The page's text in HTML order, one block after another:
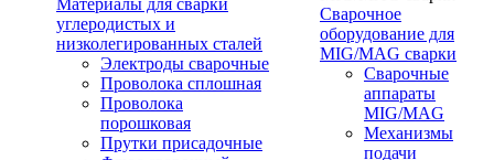
Материалы для сварки
углеродистых и
низколегированных сталей
Электроды сварочные
Проволока сплошная
Проволока
порошковая
Прутки присадочные
Сварочное
оборудование для
MIG/MAG сварки
Сварочные
аппараты
MIG/MAG
Механизмы
подачи